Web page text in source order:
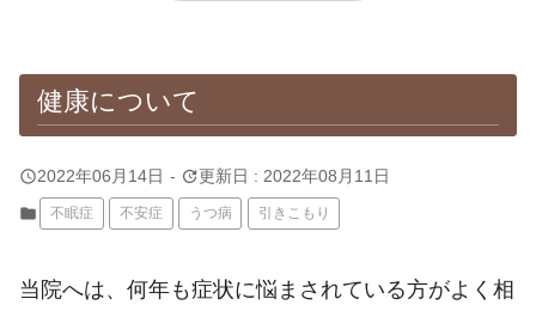
健康について
query_builder2022年06月14日 - update更新日 : 2022年08月11日
folder 不眠症 不安症 うつ病 引きこもり
当院へは、何年も症状に悩まされている方がよく相